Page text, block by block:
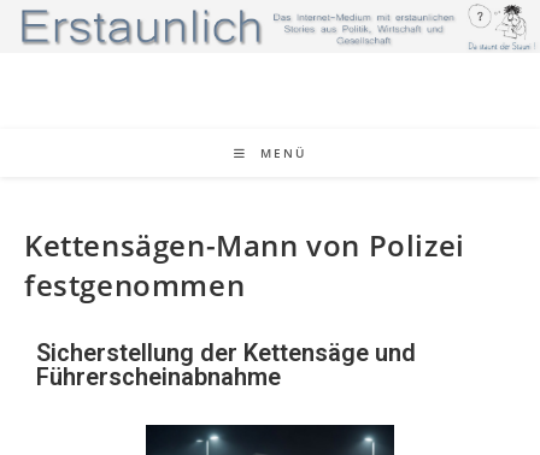
MENÜ
Kettensägen-Mann von Polizei
festgenommen
Sicherstellung der Kettensäge und
Führerscheinabnahme